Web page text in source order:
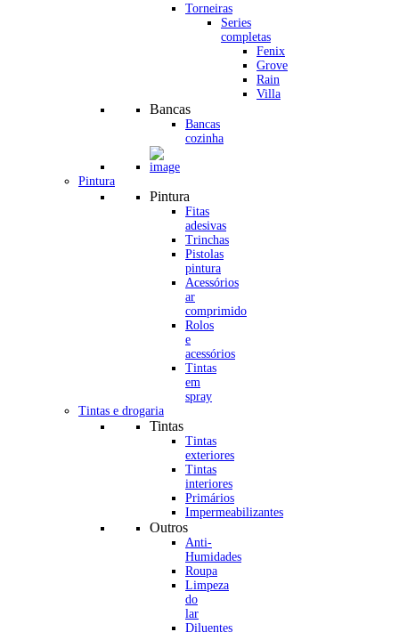
Torneiras
Series
completas
Fenix
Grove
Rain
Villa
Bancas
Bancas
cozinha
Pintura
Pintura
Fitas
adesivas
Trinchas
Pistolas
pintura
Acessórios
ar
comprimido
Rolos
e
acessórios
Tintas
em
spray
Tintas e drogaria
Tintas
Tintas
exteriores
Tintas
interiores
Primários
Impermeabilizantes
Outros
Anti-
Humidades
Roupa
Limpeza
do
lar
Diluentes